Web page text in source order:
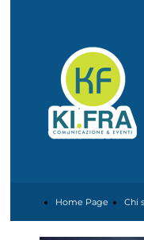
Home Page Chi